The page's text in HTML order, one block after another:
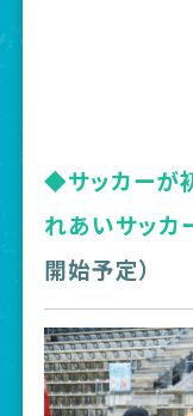
◆サッカーが
れあいサッ
開始予定）